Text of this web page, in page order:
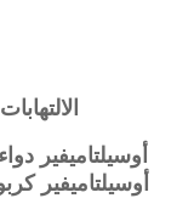
أوسيلتاميفير
أوسيلتاميفير